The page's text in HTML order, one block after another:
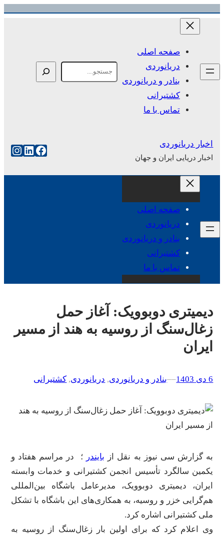
رفتن
صفحه اصلی
دریانوردی
بنادر و دریانوردی
کشتیرانی
تماس با ما
اخبار دریانوردی
اخبار دریایی ایران و جهان
فیس‌بوک
صفحه اصلی
دریانوردی
بنادر و دریانوردی
کشتیرانی
تماس با ما
دیمیتری دوبوویک: آغاز حمل
زغال‌سنگ از روسیه به هند از مسیر
ایران
6 دی 1403 –
–بنادر و دریانوردی, دریانوردی, کشتیرانی
به گزارش سی نیوز به نقل از بایندر ؛ در مراسم هفتاد و
یکمین سالگرد تأسیس انجمن کشتیرانی و خدمات وابسته
ایران، دیمیتری دوبوویک، مدیرعامل باشگاه بین‌المللی
هم‌گرایی خزر و روسیه، به همکاری‌های این باشگاه با تشکل
ملی کشتیرانی اشاره کرد.
وی اعلام کرد که برای اولین بار زغال‌سنگ از روسیه به